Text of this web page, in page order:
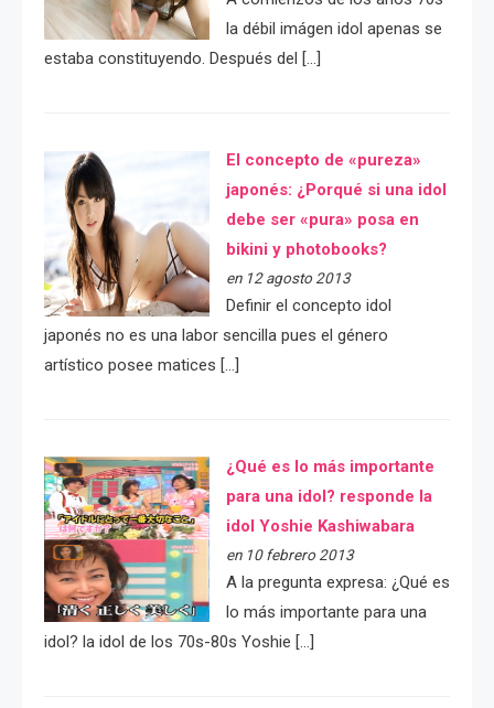
la débil imágen idol apenas se
estaba constituyendo. Después del […]
El concepto de «pureza»
japonés: ¿Porqué si una idol
debe ser «pura» posa en
bikini y photobooks?
en 12 agosto 2013
Definir el concepto idol
japonés no es una labor sencilla pues el género
artístico posee matices […]
¿Qué es lo más importante
para una idol? responde la
idol Yoshie Kashiwabara
en 10 febrero 2013
A la pregunta expresa: ¿Qué es
lo más importante para una
idol? la idol de los 70s-80s Yoshie […]